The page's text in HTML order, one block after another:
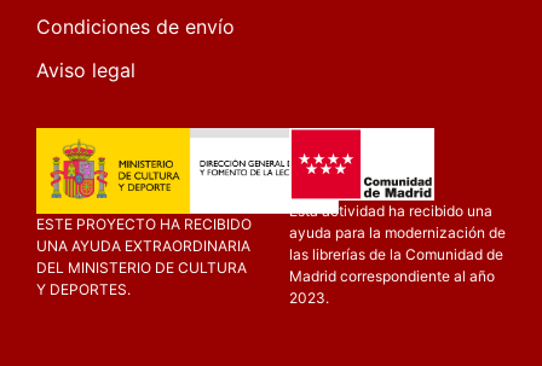
Condiciones de envío
Aviso legal
ESTE PROYECTO HA RECIBIDO
UNA AYUDA EXTRAORDINARIA
DEL MINISTERIO DE CULTURA
Y DEPORTES.
Esta actividad ha recibido una
ayuda para la modernización de
las librerías de la Comunidad de
Madrid correspondiente al año
2023.